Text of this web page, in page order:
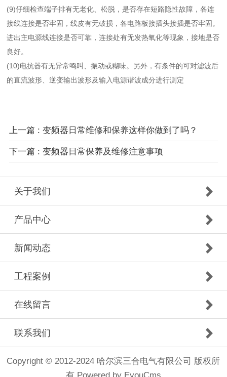
(9)仔细检查端子排有无老化、松脱，是否存在短路隐性故障，各连
接线连接是否牢固，线皮有无破损，各电路板接插头接插是否牢固。
进出主电源线连接是否可靠，连接处有无发热氧化等现象，接地是否
良好。
(10)电抗器有无异常鸣叫、振动或糊味。另外，有条件的可对滤波后
的直流波形、逆变输出波形及输入电源谐波成分进行测定
上一篇 : 变频器日常维修和保养这样你做到了吗？
下一篇 : 变频器日常保养及维修注意事项
关于我们
产品中心
新闻动态
工程案例
在线留言
联系我们
Copyright © 2012-2024 哈尔滨三合电气有限公司 版权所